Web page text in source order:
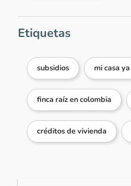
Etiquetas
subsidios mi casa ya
finca raíz en colombia
créditos de vivienda